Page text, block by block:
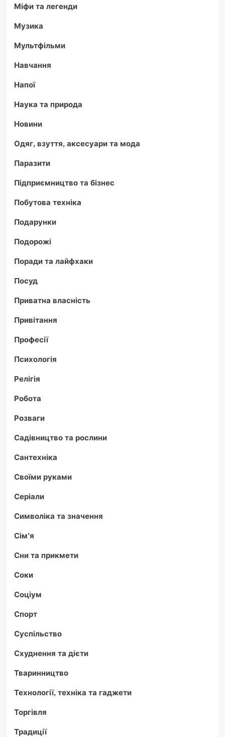
Міфи та легенди
Музика
Мультфільми
Навчання
Напої
Наука та природа
Новини
Одяг, взуття, аксесуари та мода
Паразити
Підприємництво та бізнес
Побутова техніка
Подарунки
Подорожі
Поради та лайфхаки
Посуд
Приватна власність
Привітання
Професії
Психологія
Релігія
Робота
Розваги
Садівництво та рослини
Сантехніка
Своїми руками
Серіали
Символіка та значення
Сім'я
Сни та прикмети
Соки
Соціум
Спорт
Суспільство
Схуднення та дієти
Тваринництво
Технології, техніка та гаджети
Торгівля
Традиції